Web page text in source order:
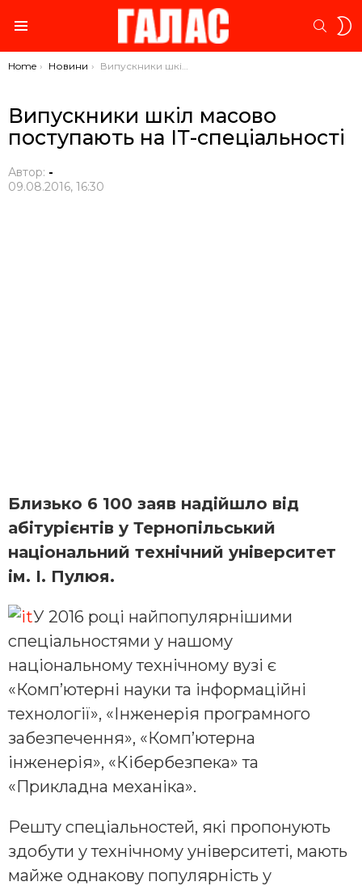
You are here:
Home Новини Випускники шкіл масово поступають на ІТ-спеціальності
Випускники шкіл масово
поступають на ІТ-спеціальності
Автор: -
09.08.2016, 16:30
Близько 6 100 заяв надійшло від
абітурієнтів у Тернопільський
національний технічний університет
ім. І. Пулюя.
У 2016 році найпопулярнішими
спеціальностями у нашому
національному технічному вузі є
«Комп’ютерні науки та інформаційні
технології», «Інженерія програмного
забезпечення», «Комп’ютерна
інженерія», «Кібербезпека» та
«Прикладна механіка».
Решту спеціальностей, які пропонують
здобути у технічному університеті, мають
майже однакову популярність у